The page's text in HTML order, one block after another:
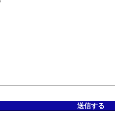
送信する